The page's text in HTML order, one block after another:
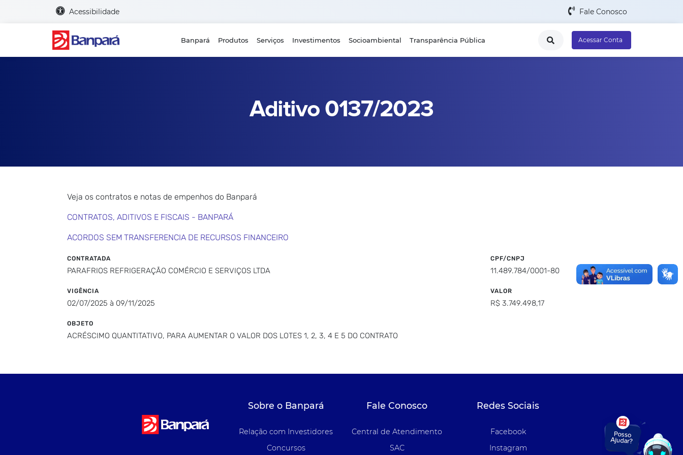
Acessibilidade Fale Conosco
Banpará Produtos Serviços Investimentos Socioambiental Transparência Pública Acessar Conta
Aditivo 0137/2023
Veja os contratos e notas de empenhos do Banpará
CONTRATOS, ADITIVOS E FISCAIS - BANPARÁ
ACORDOS SEM TRANSFERENCIA DE RECURSOS FINANCEIRO
CONTRATADA
PARAFRIOS REFRIGERAÇÃO COMÉRCIO E SERVIÇOS LTDA
CPF/CNPJ
11.489.784/0001-80
VIGÊNCIA
02/07/2025 à 09/11/2025
VALOR
R$ 3.749.498,17
OBJETO
ACRÉSCIMO QUANTITATIVO, PARA AUMENTAR O VALOR DOS LOTES 1, 2, 3, 4 E 5 DO CONTRATO
Sobre o Banpará
Relação com Investidores
Concursos
Fale Conosco
Central de Atendimento
SAC
Redes Sociais
Facebook
Instagram